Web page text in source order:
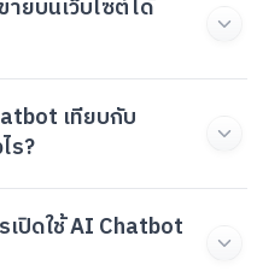
ยบนเว็บไซต์ได้
เทียบกับ
ร?
ปิดใช้ AI Chatbot